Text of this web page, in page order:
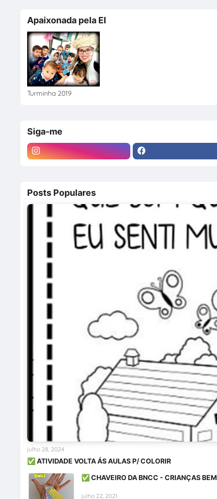
Apaixonada pela EI
Turminha 2019
Siga-me
Posts Populares
✅ ATIVIDADE VOLTA ÁS AULAS P/ COLORIR
julho 28, 2024
✅ CHAVEIRO DA BNCC - CRIANÇAS
julho 22, 2021